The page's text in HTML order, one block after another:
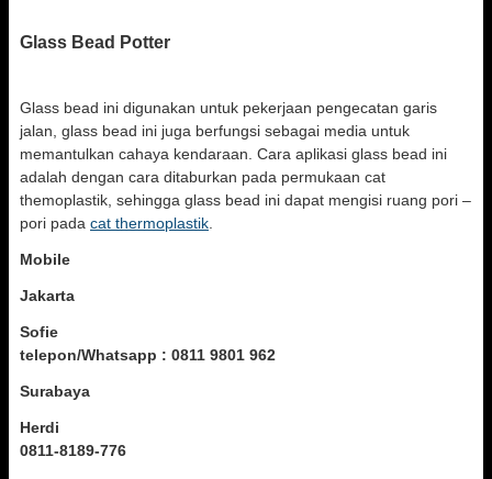
Glass Bead Potter
Glass bead ini digunakan untuk pekerjaan pengecatan garis
jalan, glass bead ini juga berfungsi sebagai media untuk
memantulkan cahaya kendaraan. Cara aplikasi glass bead ini
adalah dengan cara ditaburkan pada permukaan cat
themoplastik, sehingga glass bead ini dapat mengisi ruang pori –
pori pada cat thermoplastik
Mobile
Jakarta
Sofie
telepon/Whatsapp : 0811 9801 962
Surabaya
Herdi
0811-8189-776